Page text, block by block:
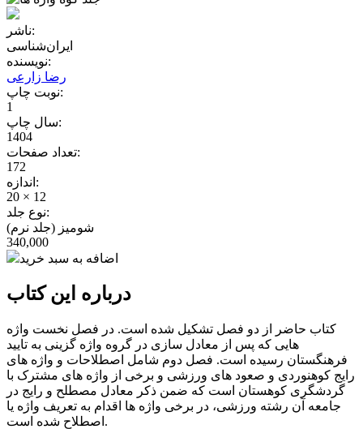
ناشر:
ایران‌شناسی
نویسنده:
رضا زارعی
نوبت چاپ:
1
سال چاپ:
1404
تعداد صفحات:
172
اندازه:
20 × 12
نوع جلد:
شومیز (جلد نرم)
340,000
اضافه به سبد خرید
درباره این کتاب
کتاب حاضر از دو فصل تشکیل شده است. در فصل نخست واژه
هایی که پس از معادل سازی در گروه واژه گزینی به تایید
فرهنگستان رسیده است. فصل دوم شامل اصطلاحات و واژه های
رایج کوهنوردی و صعود های ورزشی و برخی از واژه های مشترک با
گردشگری کوهستان است که ضمن ذکر معادل مصطلح و رایج در
جامعه آن رشته ورزشی، در برخی واژه ها اقدام به تعریف واژه یا
اصطلاح شده است.